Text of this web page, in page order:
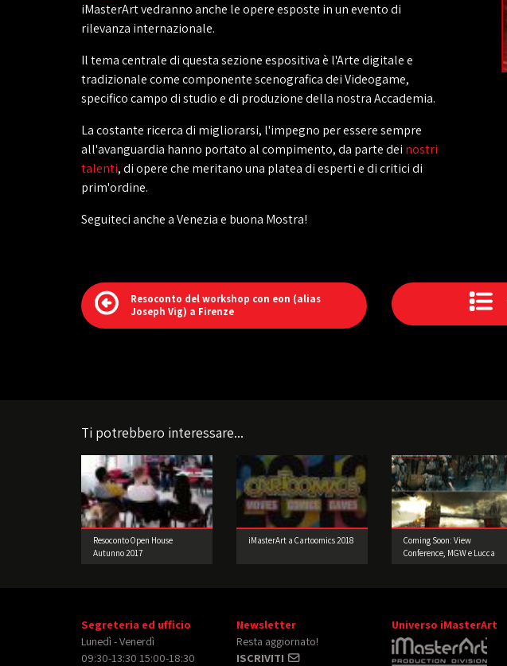
iMasterArt vedranno anche le opere esposte in un evento di
rilevanza internazionale.
Il tema centrale di questa sezione espositiva è l'Arte digitale e
tradizionale come componente scenografica dei Videogame,
specifico campo di studio e di produzione della nostra Accademia.
La costante ricerca di migliorarsi, l'impegno per essere sempre
all'avanguardia hanno portato al compimento, da parte dei nostri
talenti, di opere che meritano una platea di esperti e di critici di
prim'ordine.
Seguiteci anche a Venezia e buona Mostra!
Resoconto del workshop con eon (alias
Joseph Vig) a Firenze
Ti potrebbero interessare...
Resoconto Open House
Autunno 2017
iMasterArt a Cartoomics 2018
Coming Soon: View
Conference, MGW e Lucca
Segreteria ed ufficio
Lunedì - Venerdì
09:30-13:30 15:00-18:30
Newsletter
Resta aggiornato!
ISCRIVITI
Universo iMasterArt